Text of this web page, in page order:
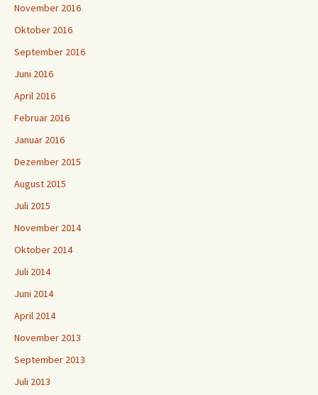
November 2016
Oktober 2016
September 2016
Juni 2016
April 2016
Februar 2016
Januar 2016
Dezember 2015
August 2015
Juli 2015
November 2014
Oktober 2014
Juli 2014
Juni 2014
April 2014
November 2013
September 2013
Juli 2013